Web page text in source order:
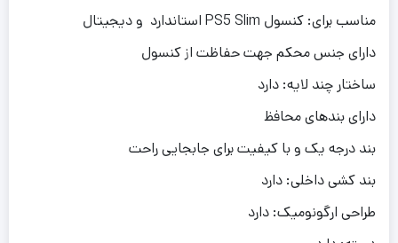
مناسب برای: کنسول PS5 Slim استاندارد و دیجیتال
دارای جنس محکم جهت حفاظت از کنسول
ساختار چند لایه: دارد
دارای بندهای محافظ
بند درجه یک و با کیفیت برای جابجایی راحت
بند کشی داخلی: دارد
طراحی ارگونومیک: دارد